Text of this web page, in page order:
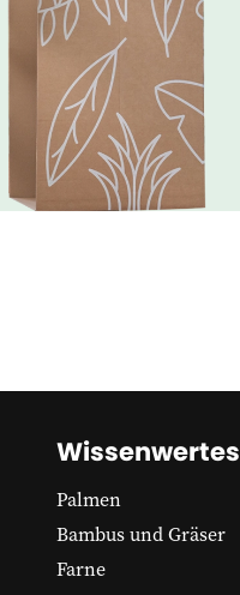
Wissenwertes
Palmen
Bambus und Gräser
Farne